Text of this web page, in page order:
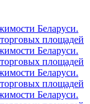
Беларуси.
площадей
Беларуси.
площадей
Беларуси.
площадей
Беларуси.